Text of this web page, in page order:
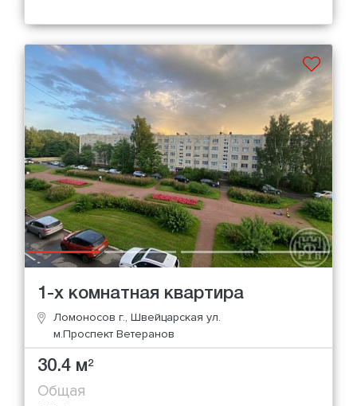
1-х комнатная квартира
Ломоносов г., Швейцарская ул.
м.Проспект Ветеранов
30.4 м2
Общая